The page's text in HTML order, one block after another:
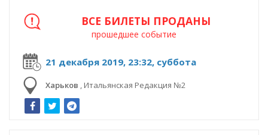
21 декабря 2019, 23:32, суббота
Харьков , Итальянская Редакция №2
ВСЕ БИЛЕТЫ ПРОДАНЫ
прошедшее событие